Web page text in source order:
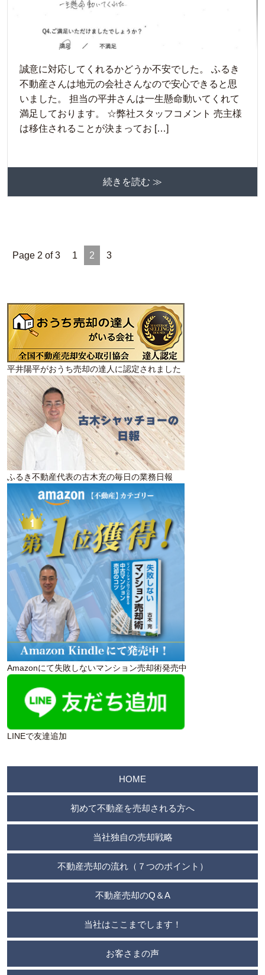
誠意に対応してくれるかどうか不安でした。 ふるき
不動産さんは地元の会社さんなので安心できると思
いました。 担当の平井さんは一生懸命動いてくれて
満足しております。 ☆弊社スタッフコメント 売主様
は移住されることが決まってお […]
続きを読む ≫
Page 2 of 3 1 2 3
平井陽平がおうち売却の達人に認定されました
ふるき不動産代表の古木充の毎日の業務日報
Amazonにて失敗しないマンション売却術発売中
LINEで友達追加
HOME
初めて不動産を売却される方へ
当社独自の売却戦略
不動産売却の流れ（７つのポイント）
不動産売却のQ＆A
当社はここまでします！
お客さまの声